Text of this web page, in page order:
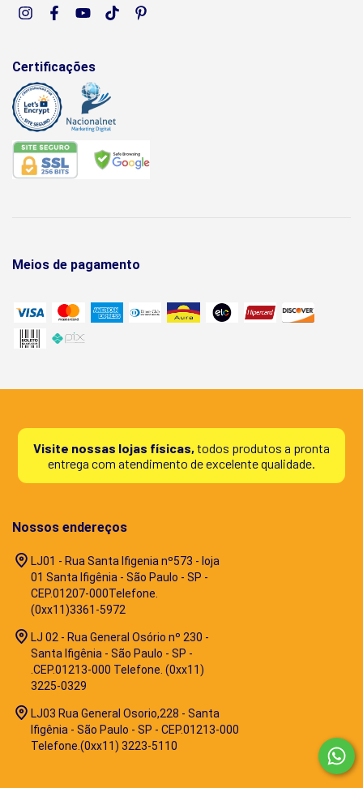
Certificações
Meios de pagamento
Visite nossas lojas físicas, todos produtos a pronta
entrega com atendimento de excelente qualidade.
Nossos endereços
LJ01 - Rua Santa Ifigenia nº573 - loja
01 Santa Ifigênia - São Paulo - SP -
CEP.01207-000Telefone.
(0xx11)3361-5972
LJ 02 - Rua General Osório nº 230 -
Santa Ifigênia - São Paulo - SP -
.CEP.01213-000 Telefone. (0xx11)
3225-0329
LJ03 Rua General Osorio,228 - Santa
Ifigênia - São Paulo - SP - CEP.01213-000
Telefone.(0xx11) 3223-5110